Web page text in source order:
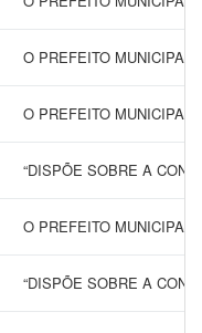
O PREFEITO MUNICIPAL
O PREFEITO MUNICIPAL
“DISPÕE SOBRE A
O PREFEITO MUNICIPAL
“DISPÕE SOBRE A